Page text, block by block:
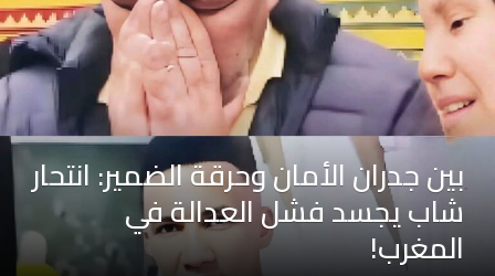
بين جدران الأمان وحرقة الضمير: انتحار
شاب يجسد فشل العدالة في
المغرب!